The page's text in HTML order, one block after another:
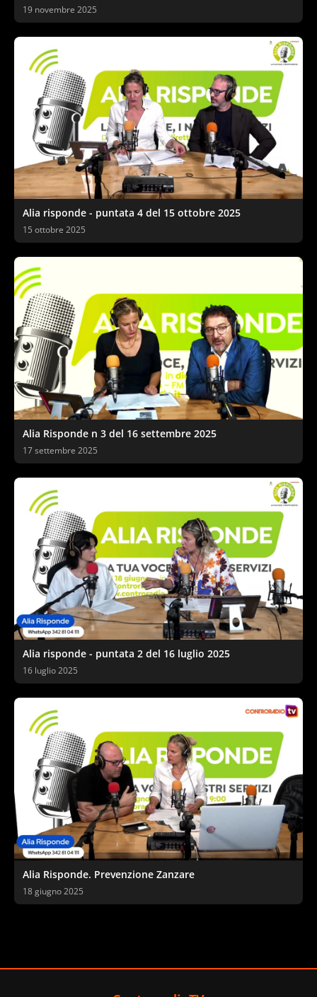
19 novembre 2025
Alia risponde - puntata 4 del 15 ottobre 2025
15 ottobre 2025
Alia Risponde n 3 del 16 settembre 2025
17 settembre 2025
Alia risponde - puntata 2 del 16 luglio 2025
16 luglio 2025
Alia Risponde. Prevenzione Zanzare
18 giugno 2025